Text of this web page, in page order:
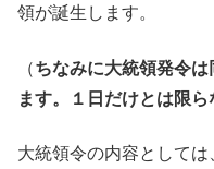
領が誕生します。
（ちなみに大統領発令
ます。１日だけとは限ら
大統領令の内容として